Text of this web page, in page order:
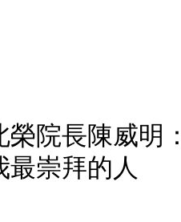
院長陳威明
崇拜的人